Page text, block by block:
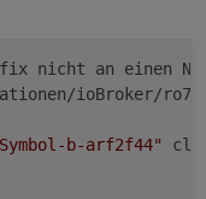
muss bereits
nicht an einen
ioBroker/
b-arf2f44"